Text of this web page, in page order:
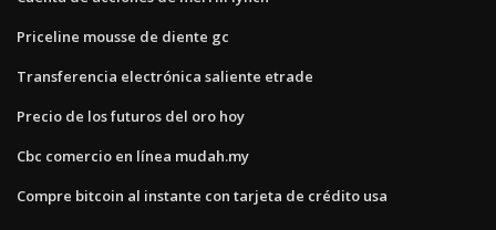
Priceline mousse de diente gc
Transferencia electrónica saliente etrade
Precio de los futuros del oro hoy
Cbc comercio en línea mudah.my
Compre bitcoin al instante con tarjeta de crédito usa